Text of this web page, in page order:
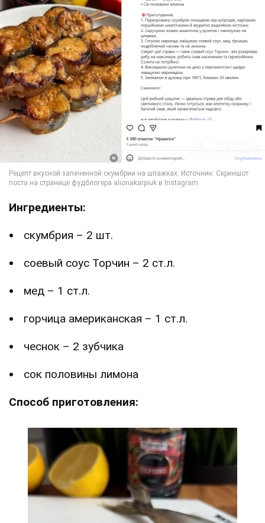
Ингредиенты:
скумбрия – 2 шт.
соевый соус Торчин – 2 ст.л.
мед – 1 ст.л.
горчица американская – 1 ст.л.
чеснок – 2 зубчика
сок половины лимона
Способ приготовления: